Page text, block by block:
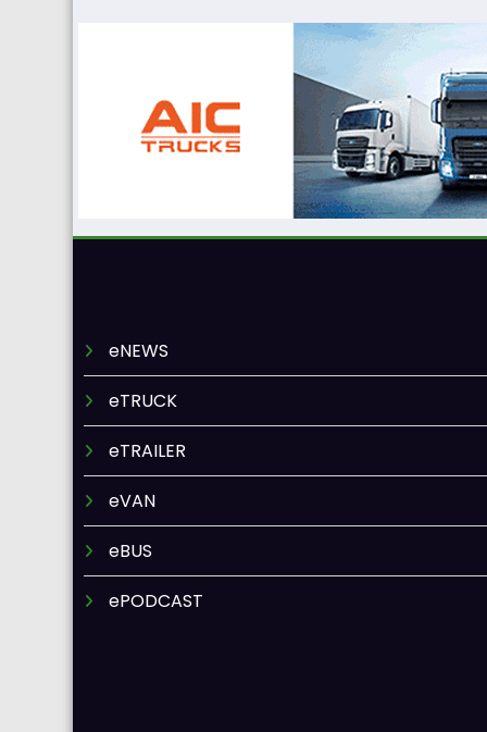
eNEWS
eTRUCK
eTRAILER
eVAN
eBUS
ePODCAST